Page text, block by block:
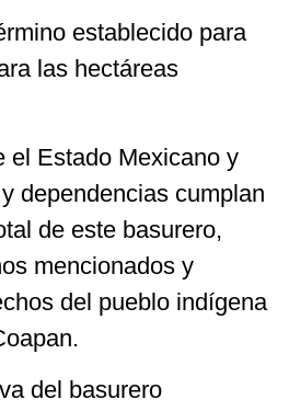
establecido para
las hectáreas
el Estado Mexicano y
dependencias cumplan
de este basurero,
mencionados y
del pueblo indígena
del basurero